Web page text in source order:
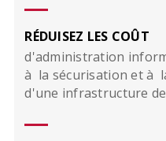
RÉDUISEZ LES COÛT
d'administration
à la sécurisation et à
d'une infrastructure